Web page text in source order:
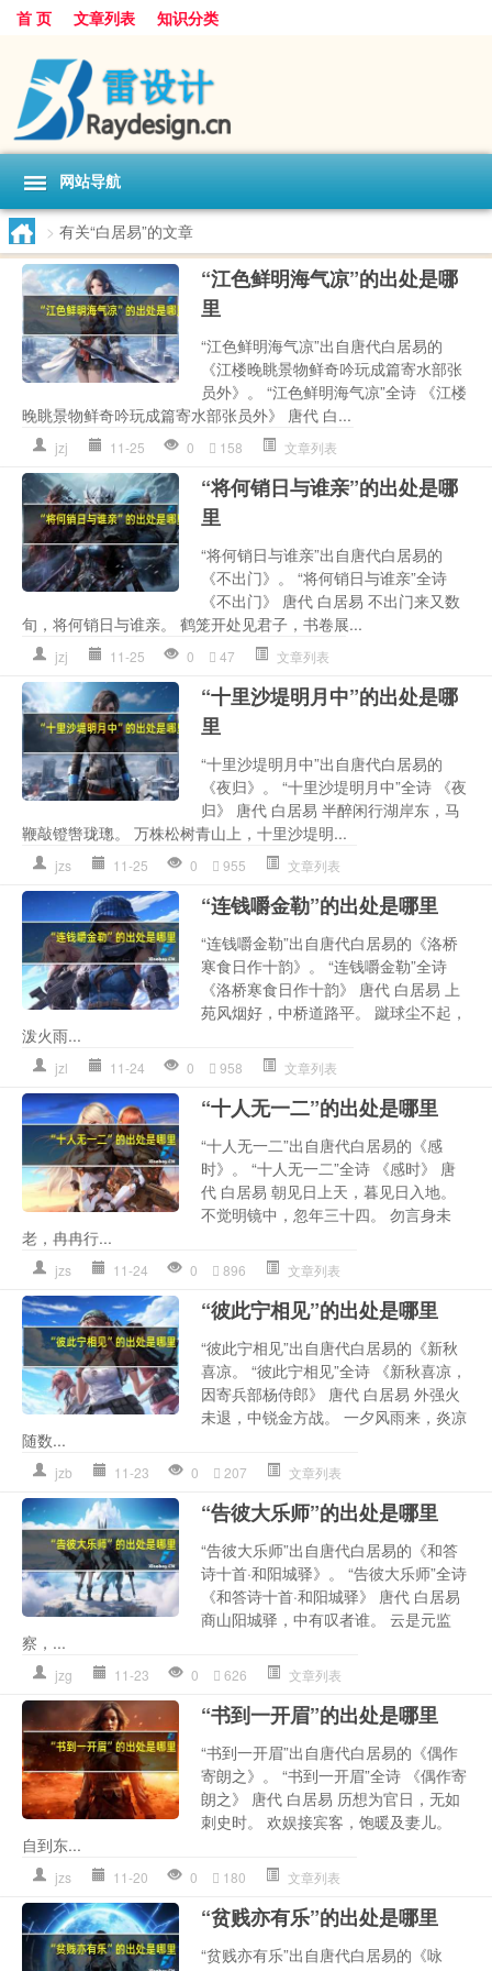
首 页 文章列表 知识分类
网站导航
> 有关“白居易”的文章
“江色鲜明海气凉”的出处是哪
里
“江色鲜明海气凉”出自唐代白居易的
《江楼晚眺景物鲜奇吟玩成篇寄水部张
员外》。 “江色鲜明海气凉”全诗 《江楼
晚眺景物鲜奇吟玩成篇寄水部张员外》 唐代 白...
jzj 11-25 0 158 文章列表
“将何销日与谁亲”的出处是哪
里
“将何销日与谁亲”出自唐代白居易的
《不出门》。 “将何销日与谁亲”全诗
《不出门》 唐代 白居易 不出门来又数
旬，将何销日与谁亲。 鹤笼开处见君子，书卷展...
jzj 11-25 0 47 文章列表
“十里沙堤明月中”的出处是哪
里
“十里沙堤明月中”出自唐代白居易的
《夜归》。 “十里沙堤明月中”全诗 《夜
归》 唐代 白居易 半醉闲行湖岸东，马
鞭敲镫辔珑璁。 万株松树青山上，十里沙堤明...
jzs 11-25 0 955 文章列表
“连钱嚼金勒”的出处是哪里
“连钱嚼金勒”出自唐代白居易的《洛桥
寒食日作十韵》。 “连钱嚼金勒”全诗
《洛桥寒食日作十韵》 唐代 白居易 上
苑风烟好，中桥道路平。 蹴球尘不起，
泼火雨...
jzl 11-24 0 958 文章列表
“十人无一二”的出处是哪里
“十人无一二”出自唐代白居易的《感
时》。 “十人无一二”全诗 《感时》 唐
代 白居易 朝见日上天，暮见日入地。
不觉明镜中，忽年三十四。 勿言身未
老，冉冉行...
jzs 11-24 0 896 文章列表
“彼此宁相见”的出处是哪里
“彼此宁相见”出自唐代白居易的《新秋
喜凉。 “彼此宁相见”全诗 《新秋喜凉，
因寄兵部杨侍郎》 唐代 白居易 外强火
未退，中锐金方战。 一夕风雨来，炎凉
随数...
jzb 11-23 0 207 文章列表
“告彼大乐师”的出处是哪里
“告彼大乐师”出自唐代白居易的《和答
诗十首·和阳城驿》。 “告彼大乐师”全诗
《和答诗十首·和阳城驿》 唐代 白居易
商山阳城驿，中有叹者谁。 云是元监
察，...
jzg 11-23 0 626 文章列表
“书到一开眉”的出处是哪里
“书到一开眉”出自唐代白居易的《偶作
寄朗之》。 “书到一开眉”全诗 《偶作寄
朗之》 唐代 白居易 历想为官日，无如
刺史时。 欢娱接宾客，饱暖及妻儿。
自到东...
jzs 11-20 0 180 文章列表
“贫贱亦有乐”的出处是哪里
“贫贱亦有乐”出自唐代白居易的《咏